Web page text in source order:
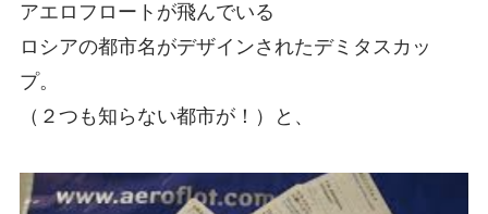
アエロフロートが飛んでいる
ロシアの都市名がデザインされたデミタスカッ
プ。
（２つ も知らない都市が！）と、